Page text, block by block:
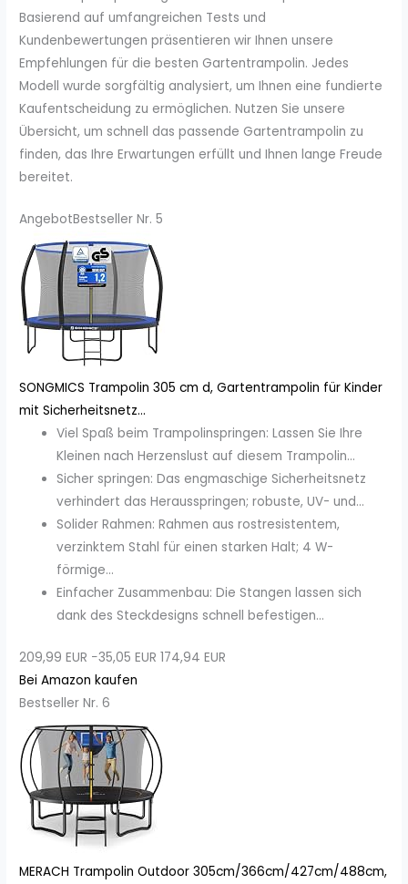
Basierend auf umfangreichen Tests und
Kundenbewertungen präsentieren wir Ihnen unsere
Empfehlungen für die besten Gartentrampolin. Jedes
Modell wurde sorgfältig analysiert, um Ihnen eine fundierte
Kaufentscheidung zu ermöglichen. Nutzen Sie unsere
Übersicht, um schnell das passende Gartentrampolin zu
finden, das Ihre Erwartungen erfüllt und Ihnen lange Freude
bereitet.
AngebotBestseller Nr. 5
SONGMICS Trampolin 305 cm d, Gartentrampolin für Kinder
mit Sicherheitsnetz...
Viel Spaß beim Trampolinspringen: Lassen Sie Ihre
Kleinen nach Herzenslust auf diesem Trampolin...
Sicher springen: Das engmaschige Sicherheitsnetz
verhindert das Herausspringen; robuste, UV- und...
Solider Rahmen: Rahmen aus rostresistentem,
verzinktem Stahl für einen starken Halt; 4 W-
förmige...
Einfacher Zusammenbau: Die Stangen lassen sich
dank des Steckdesigns schnell befestigen...
209,99 EUR −35,05 EUR 174,94 EUR
Bei Amazon kaufen
Bestseller Nr. 6
MERACH Trampolin Outdoor 305cm/366cm/427cm/488cm,